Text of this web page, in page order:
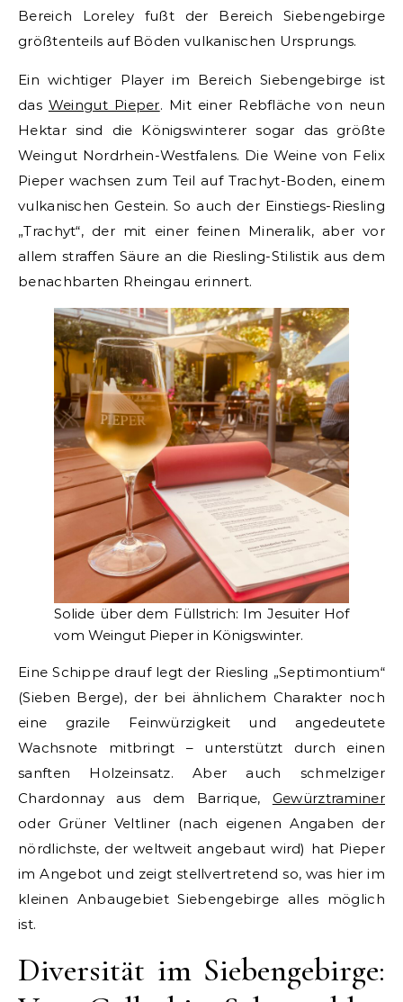
Bereich Loreley fußt der Bereich Siebengebirge
größtenteils auf Böden vulkanischen Ursprungs.
Ein wichtiger Player im Bereich Siebengebirge ist
das Weingut Pieper. Mit einer Rebfläche von neun
Hektar sind die Königswinterer sogar das größte
Weingut Nordrhein-Westfalens. Die Weine von Felix
Pieper wachsen zum Teil auf Trachyt-Boden, einem
vulkanischen Gestein. So auch der Einstiegs-Riesling
„Trachyt“, der mit einer feinen Mineralik, aber vor
allem straffen Säure an die Riesling-Stilistik aus dem
benachbarten Rheingau erinnert.
Solide über dem Füllstrich: Im Jesuiter Hof
vom Weingut Pieper in Königswinter.
Eine Schippe drauf legt der Riesling „Septimontium“
(Sieben Berge), der bei ähnlichem Charakter noch
eine grazile Feinwürzigkeit und angedeutete
Wachsnote mitbringt – unterstützt durch einen
sanften Holzeinsatz. Aber auch schmelziger
Chardonnay aus dem Barrique, Gewürztraminer
oder Grüner Veltliner (nach eigenen Angaben der
nördlichste, der weltweit angebaut wird) hat Pieper
im Angebot und zeigt stellvertretend so, was hier im
kleinen Anbaugebiet Siebengebirge alles möglich
ist.
Diversität im Siebengebirge: